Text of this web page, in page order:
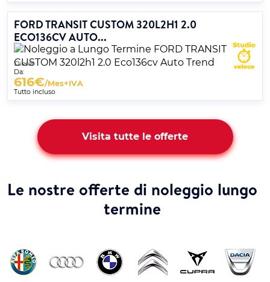
FORD TRANSIT CUSTOM 320L2H1 2.0
ECO136CV AUTO...
Diesel
Da:
616€/Mes+IVA
Tutto incluso
Visita tutte le offerte
Le nostre offerte di noleggio lungo
termine